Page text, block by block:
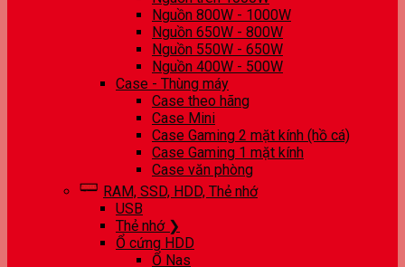
Nguồn 800W - 1000W
Nguồn 650W - 800W
Nguồn 550W - 650W
Nguồn 400W - 500W
Case - Thùng máy
Case theo hãng
Case Mini
Case Gaming 2 mặt kính (hồ cá)
Case Gaming 1 mặt kính
Case văn phòng
RAM, SSD, HDD, Thẻ nhớ
USB
Thẻ nhớ ❯
Ổ cứng HDD
Ổ Nas